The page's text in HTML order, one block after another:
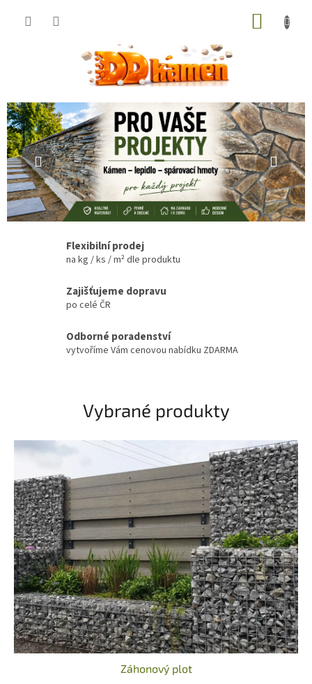
V
í
t
e
j
t
e
o
u
Předchozí
Flexibilní prodej
na kg / ks / m² dle produktu
Zajišťujeme dopravu
po celé ČR
Odborné poradenství
vytvoříme Vám cenovou nabídku ZDARMA
Vybrané produkty
Záhonový plot